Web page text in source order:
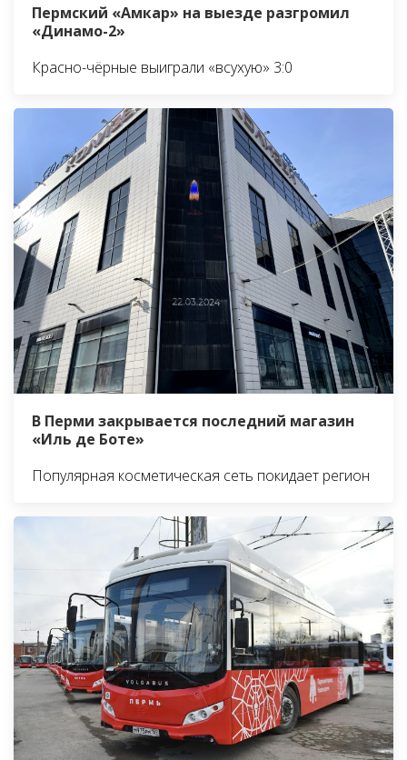
Пермский «Амкар» на выезде разгромил
«Динамо-2»
Красно-чёрные выиграли «всухую» 3:0
В Перми закрывается последний магазин
«Иль де Боте»
Популярная косметическая сеть покидает регион